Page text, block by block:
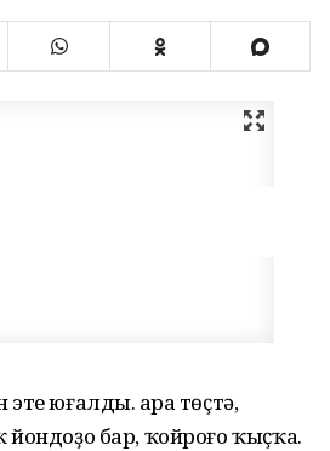
юғалды. Ҡара төҫтә,
йон­доҙо бар, ҡойроғо ҡыҫҡа.